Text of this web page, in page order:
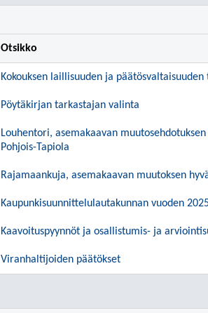
Otsikko
Kokouksen laillisuuden ja
Pöytäkirjan tarkastajan valinta
Louhentori, asemakaavan
Pohjois-Tapiola
Rajamaankuja, asemakaavan muutoksen
Kaupunkisuunnittelulautakunnan vuoden
Kaavoituspyynnöt ja osallistumis- ja
Viranhaltijoiden päätökset